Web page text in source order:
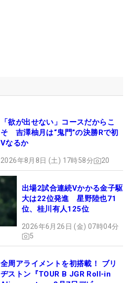
「欲が出せない」コースだからこ
そ 吉澤柚月は“鬼門”の決勝Rで初
Vなるか
2026年8月8日 (土) 17時58分 20
出場2試合連続Vかかる金子駆
大は22位発進 星野陸也71
位、桂川有人125位
2026年6月26日 (金) 07時04分
5
全周アライメントを初搭載！ ブリ
ヂストン『TOUR B JGR Roll-in